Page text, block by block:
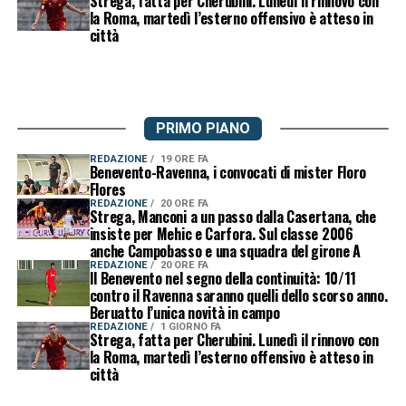
la Roma, martedì l’esterno offensivo è atteso in
città
PRIMO PIANO
REDAZIONE 19 ORE FA
Benevento-Ravenna, i convocati di mister Floro
Flores
REDAZIONE 20 ORE FA
Strega, Manconi a un passo dalla Casertana, che
insiste per Mehic e Carfora. Sul classe 2006
anche Campobasso e una squadra del girone A
REDAZIONE 20 ORE FA
Il Benevento nel segno della continuità: 10/11
contro il Ravenna saranno quelli dello scorso anno.
Beruatto l’unica novità in campo
REDAZIONE 1 GIORNO FA
Strega, fatta per Cherubini. Lunedì il rinnovo con
la Roma, martedì l’esterno offensivo è atteso in
città